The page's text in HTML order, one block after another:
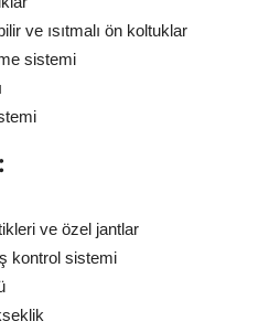
ve ısıtmalı ön koltuklar
sistemi
ve özel jantlar
kontrol sistemi